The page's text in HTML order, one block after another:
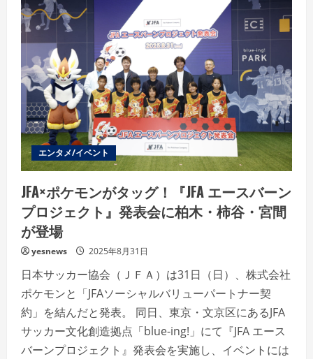
エンタメ/イベント
JFA×ポケモンがタッグ！『JFA エースバーン
プロジェクト』発表会に柏木・柿谷・宮間
が登場
yesnews 2025年8月31日
日本サッカー協会（ＪＦＡ）は31日（日）、株式会社
ポケモンと「JFAソーシャルバリューパートナー契
約」を結んだと発表。 同日、東京・文京区にあるJFA
サッカー文化創造拠点「blue-ing!」にて『JFA エース
バーンプロジェクト』発表会を実施し、イベントには